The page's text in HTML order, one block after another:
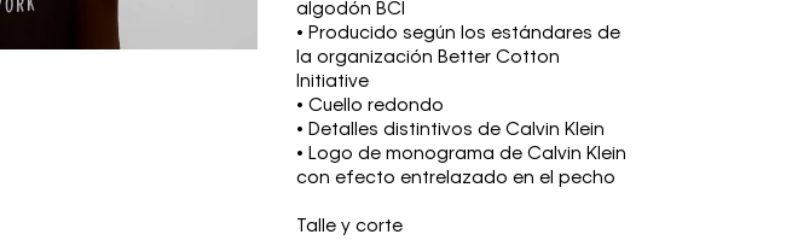
algodón BCI
• Producido según los estándares de
la organización Better Cotton
Initiative
• Cuello redondo
• Detalles distintivos de Calvin Klein
• Logo de monograma de Calvin Klein
con efecto entrelazado en el pecho
Talle y corte